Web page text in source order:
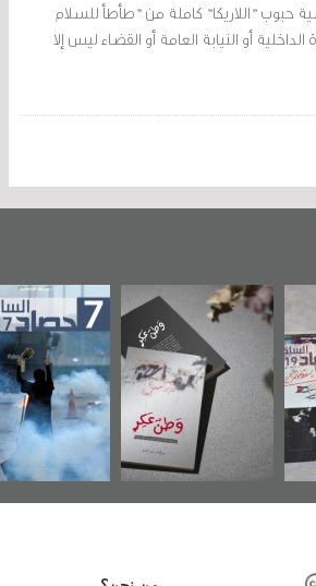
حبوب "اللاريكا" كاملة من "طأطأ للسلام
أو النيابة العامة أو القضاء ليس إلا
«وطن عكر» رواية
جديدة لمعتقل
عسكري تصدر عن
«مرآة البحرين»
حصاد 2017